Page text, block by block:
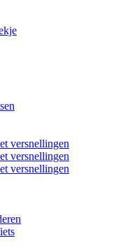
versnellingen
versnellingen
versnellingen